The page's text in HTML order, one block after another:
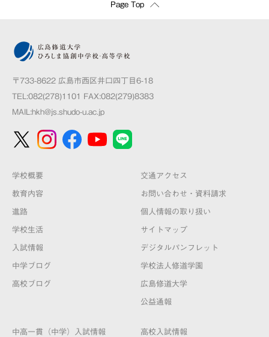
Page Top
〒733-8622 広島市西区井口四丁目6-18
TEL:082(278)1101 FAX:082(279)8383
MAIL:hkh@js.shudo-u.ac.jp
学校概要
教育内容
進路
学校生活
入試情報
中学ブログ
高校ブログ
交通アクセス
お問い合わせ・資料請求
個人情報の取り扱い
サイトマップ
デジタルパンフレット
学校法人修道学園
広島修道大学
公益通報
中高一貫（中学）入試情報 高校入試情報